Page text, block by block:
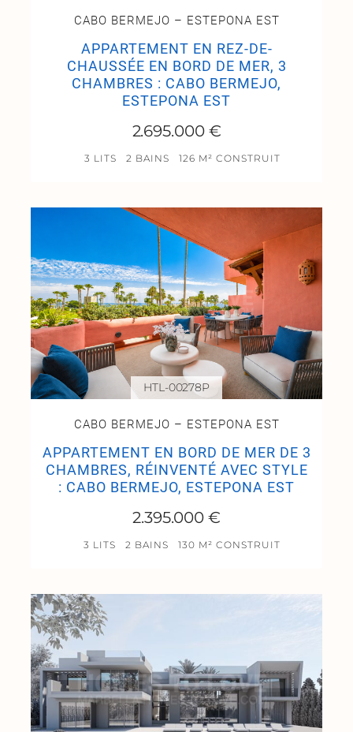
CABO BERMEJO – ESTEPONA EST
APPARTEMENT EN REZ-DE-
CHAUSSÉE EN BORD DE MER, 3
CHAMBRES : CABO BERMEJO,
ESTEPONA EST
2.695.000 €
3 LITS 2 BAINS 126 M² CONSTRUIT
CABO BERMEJO – ESTEPONA EST
APPARTEMENT EN BORD DE MER DE 3
CHAMBRES, RÉINVENTÉ AVEC STYLE
: CABO BERMEJO, ESTEPONA EST
2.395.000 €
3 LITS 2 BAINS 130 M² CONSTRUIT
HTL-00278P